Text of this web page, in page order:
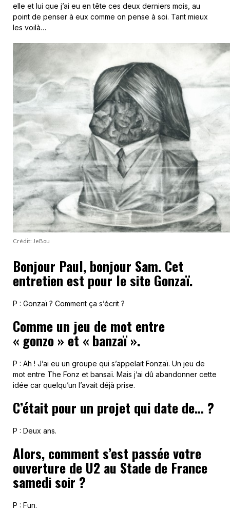
elle et lui que j’ai eu en tête ces deux derniers mois, au
point de penser à eux comme on pense à soi. Tant mieux
les voilà…
Crédit: JeBou
Bonjour Paul, bonjour Sam. Cet
entretien est pour le site Gonzaï.
P : Gonzaï ? Comment ça s’écrit ?
Comme un jeu de mot entre
« gonzo » et « banzaï ».
P : Ah ! J’ai eu un groupe qui s’appelait Fonzaï. Un jeu de
mot entre The Fonz et bansaï. Mais j’ai dû abandonner cette
idée car quelqu’un l’avait déjà prise.
C’était pour un projet qui date de… ?
P : Deux ans.
Alors, comment s’est passée votre
ouverture de U2 au Stade de France
samedi soir ?
P : Fun.